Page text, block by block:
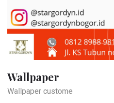
Wallpaper
Wallpaper custome